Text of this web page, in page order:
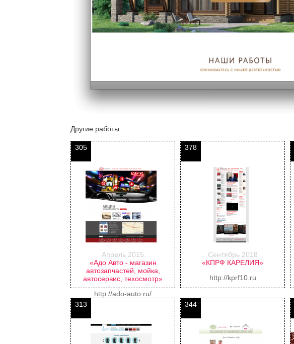
Другие работы:
305
Апрель 2015
«Адо Авто - магазин
автозапчастей, мойка,
автосервис, техосмотр»
http://ado-auto.ru/
378
Сентябрь 2018
«КПРФ КАРЕЛИЯ»
http://kprf10.ru
313 344